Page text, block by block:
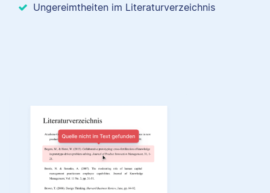
Ungereimtheiten im Literaturverzeichnis